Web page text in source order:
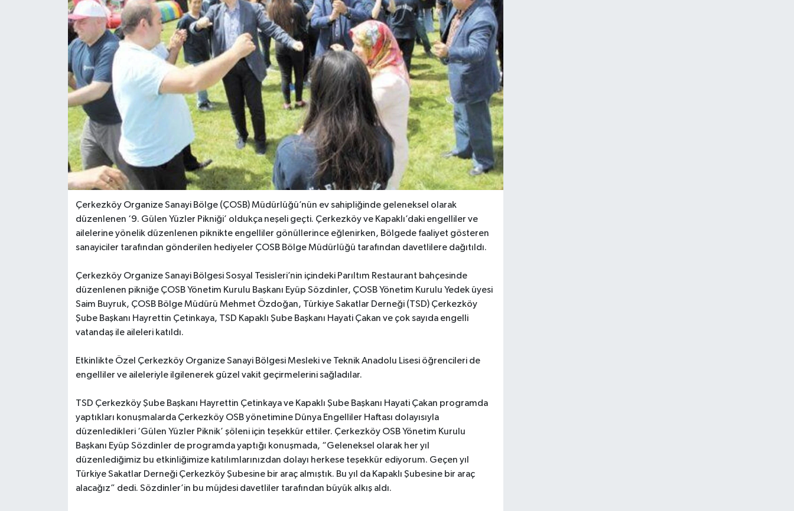
Çerkezköy Organize Sanayi Bölge (ÇOSB) Müdürlüğü’nün ev sahipliğinde geleneksel olarak
düzenlenen ‘9. Gülen Yüzler Pikniği’ oldukça neşeli geçti. Çerkezköy ve Kapaklı’daki engelliler ve
ailelerine yönelik düzenlenen piknikte engelliler gönüllerince eğlenirken, Bölgede faaliyet gösteren
sanayiciler tarafından gönderilen hediyeler ÇOSB Bölge Müdürlüğü tarafından davetlilere dağıtıldı.
Çerkezköy Organize Sanayi Bölgesi Sosyal Tesisleri’nin içindeki Parıltım Restaurant bahçesinde
düzenlenen pikniğe ÇOSB Yönetim Kurulu Başkanı Eyüp Sözdinler, ÇOSB Yönetim Kurulu Yedek üyesi
Saim Buyruk, ÇOSB Bölge Müdürü Mehmet Özdoğan, Türkiye Sakatlar Derneği (TSD) Çerkezköy
Şube Başkanı Hayrettin Çetinkaya, TSD Kapaklı Şube Başkanı Hayati Çakan ve çok sayıda engelli
vatandaş ile aileleri katıldı.
Etkinlikte Özel Çerkezköy Organize Sanayi Bölgesi Mesleki ve Teknik Anadolu Lisesi öğrencileri de
engelliler ve aileleriyle ilgilenerek güzel vakit geçirmelerini sağladılar.
TSD Çerkezköy Şube Başkanı Hayrettin Çetinkaya ve Kapaklı Şube Başkanı Hayati Çakan programda
yaptıkları konuşmalarda Çerkezköy OSB yönetimine Dünya Engelliler Haftası dolayısıyla
düzenledikleri ‘Gülen Yüzler Piknik’ şöleni için teşekkür ettiler. Çerkezköy OSB Yönetim Kurulu
Başkanı Eyüp Sözdinler de programda yaptığı konuşmada, “Geleneksel olarak her yıl
düzenlediğimiz bu etkinliğimize katılımlarınızdan dolayı herkese teşekkür ediyorum. Geçen yıl
Türkiye Sakatlar Derneği Çerkezköy Şubesine bir araç almıştık. Bu yıl da Kapaklı Şubesine bir araç
alacağız” dedi. Sözdinler’in bu müjdesi davetliler tarafından büyük alkış aldı.